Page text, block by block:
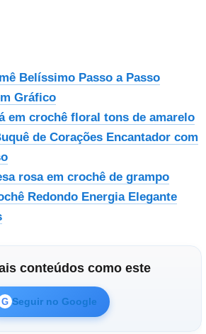
Belíssimo Passo a Passo
Gráfico
em crochê floral tons de amarelo
de Corações Encantador com
rosa em crochê de grampo
Redondo Energia Elegante
conteúdos como este
G Seguir no Google